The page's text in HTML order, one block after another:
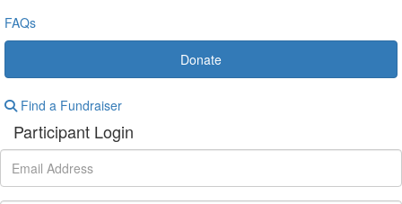
FAQs
Donate
Find a Fundraiser
Participant Login